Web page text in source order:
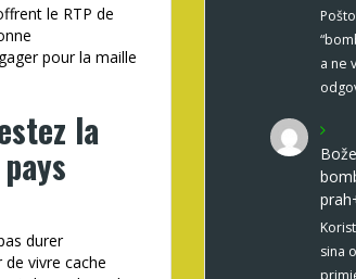
le RTP de
pour la maille
la
durer
de vivre cache
a ne
sina